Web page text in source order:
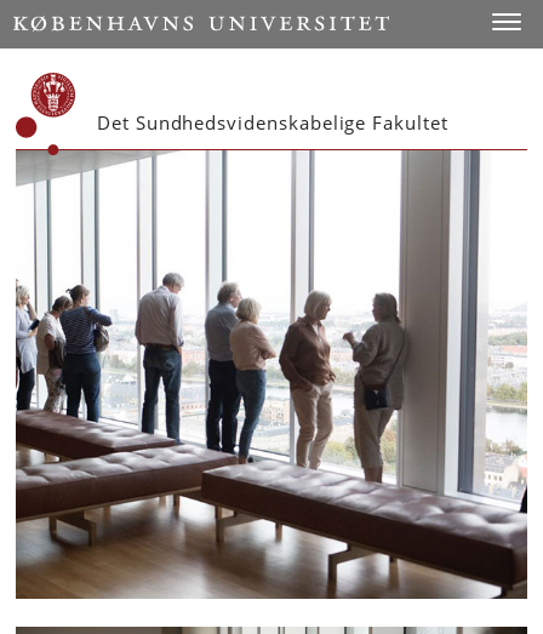
Start
Det Sundhedsvidenskabelige Fakultet